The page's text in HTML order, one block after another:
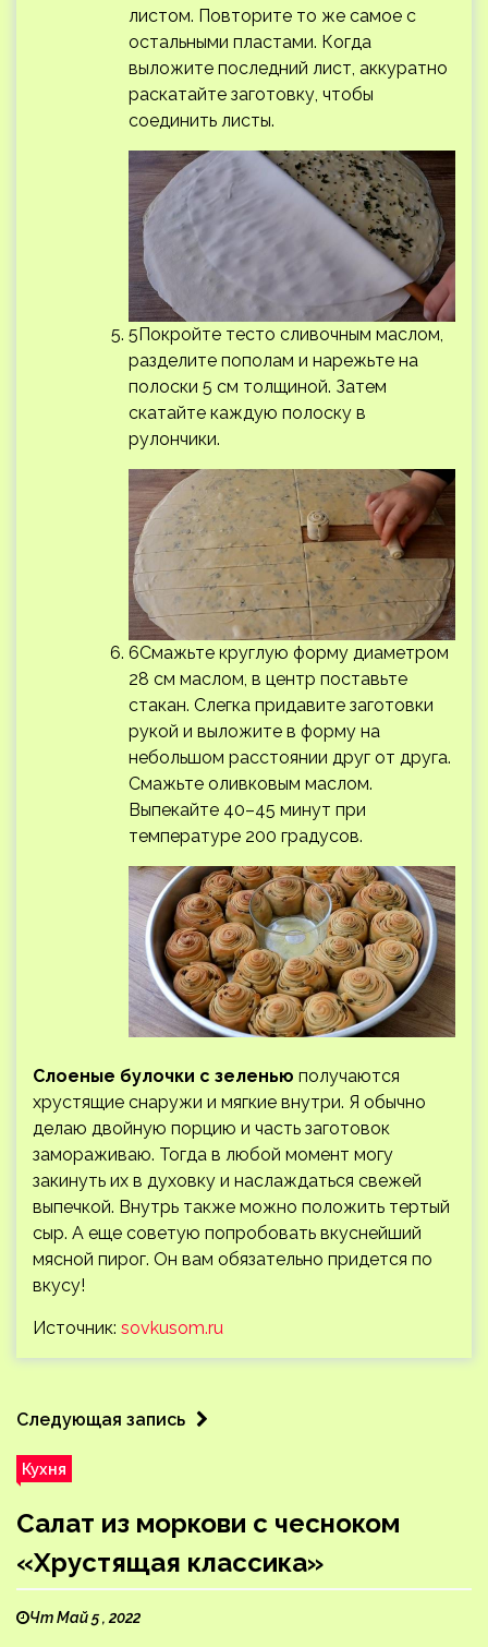
листом. Повторите то же самое с
остальными пластами. Когда
выложите последний лист, аккуратно
раскатайте заготовку, чтобы
соединить листы.
5Покройте тесто сливочным маслом,
разделите пополам и нарежьте на
полоски 5 см толщиной. Затем
скатайте каждую полоску в
рулончики.
6Смажьте круглую форму диаметром
28 см маслом, в центр поставьте
стакан. Слегка придавите заготовки
рукой и выложите в форму на
небольшом расстоянии друг от друга.
Смажьте оливковым маслом.
Выпекайте 40–45 минут при
температуре 200 градусов.
Слоеные булочки с зеленью получаются
хрустящие снаружи и мягкие внутри. Я обычно
делаю двойную порцию и часть заготовок
замораживаю. Тогда в любой момент могу
закинуть их в духовку и наслаждаться свежей
выпечкой. Внутрь также можно положить тертый
сыр. А еще советую попробовать вкуснейший
мясной пирог. Он вам обязательно придется по
вкусу!
Источник: sovkusom.ru
Следующая запись
Кухня
Салат из моркови с чесноком
«Хрустящая классика»
Чт Май 5 , 2022